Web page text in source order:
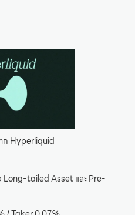
Hyperliquid
Long-tailed Asset และ Pre-